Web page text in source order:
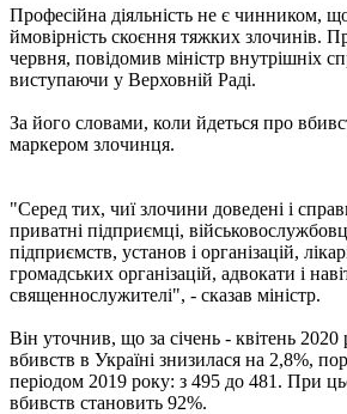
Професійна діяльність не є чинником,
ймовірність скоєння тяжких злочинів.
червня, повідомив міністр внутрішніх
виступаючи у Верховній Раді.
За його словами, коли йдеться про
маркером злочинця.
"Серед тих, чиї злочини доведені і
приватні підприємці,
підприємств, установ і організацій,
громадських організацій, адвокати і
священнослужителі", - сказав міністр.
Він уточнив, що за січень - квітень 2020
вбивств в Україні знизилася на 2,8%,
періодом 2019 року: з 495 до 481. При
вбивств становить 92%.